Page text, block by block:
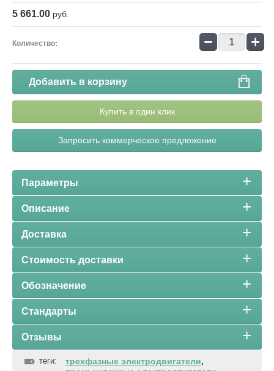
5 661.00 руб.
Количество: − +
Добавить в корзину
Купить в один клик
Запросить коммерческое предложение
Параметры
Описание
Доставка
Стоимость доставки
Обозначение
Стандарты
Отзывы
теги: трехфазные электродвигатели,